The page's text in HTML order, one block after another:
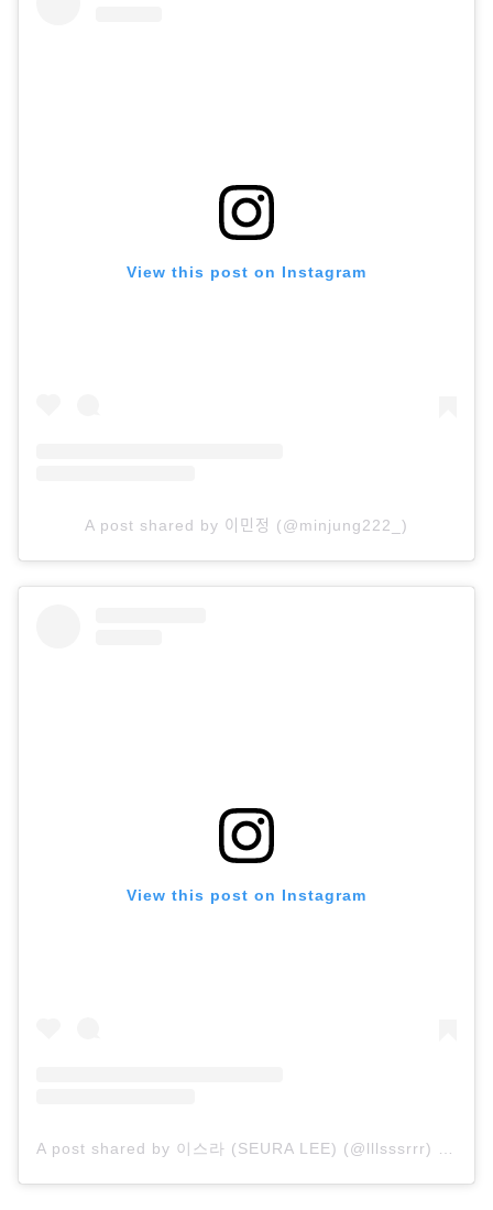
View this post on Instagram
A post shared by 이민정 (@minjung222_)
View this post on Instagram
A post shared by 이스라 (SEURA LEE) (@lllsssrrr)